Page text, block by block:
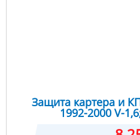
Защита картера и
1992-2000 V-